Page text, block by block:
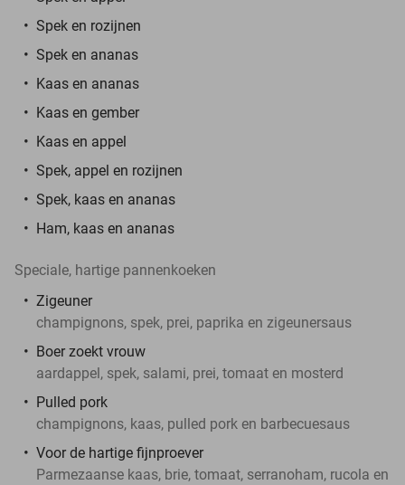
Spek en rozijnen
Spek en ananas
Kaas en ananas
Kaas en gember
Kaas en appel
Spek, appel en rozijnen
Spek, kaas en ananas
Ham, kaas en ananas
Speciale, hartige pannenkoeken
Zigeuner
champignons, spek, prei, paprika en zigeunersaus
Boer zoekt vrouw
aardappel, spek, salami, prei, tomaat en mosterd
Pulled pork
champignons, kaas, pulled pork en barbecuesaus
Voor de hartige fijnproever
Parmezaanse kaas, brie, tomaat, serranoham, rucola en